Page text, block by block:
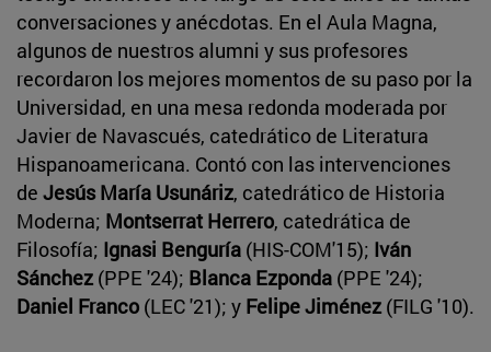
conversaciones y anécdotas. En el Aula Magna,
algunos de nuestros alumni y sus profesores
recordaron los mejores momentos de su paso por la
Universidad, en una mesa redonda moderada por
Javier de Navascués, catedrático de Literatura
Hispanoamericana. Contó con las intervenciones
de Jesús María Usunáriz, catedrático de Historia
Moderna; Montserrat Herrero, catedrática de
Filosofía; Ignasi Benguría (HIS-COM'15); Iván
Sánchez (PPE '24); Blanca Ezponda (PPE '24);
Daniel Franco (LEC '21); y Felipe Jiménez (FILG '10).